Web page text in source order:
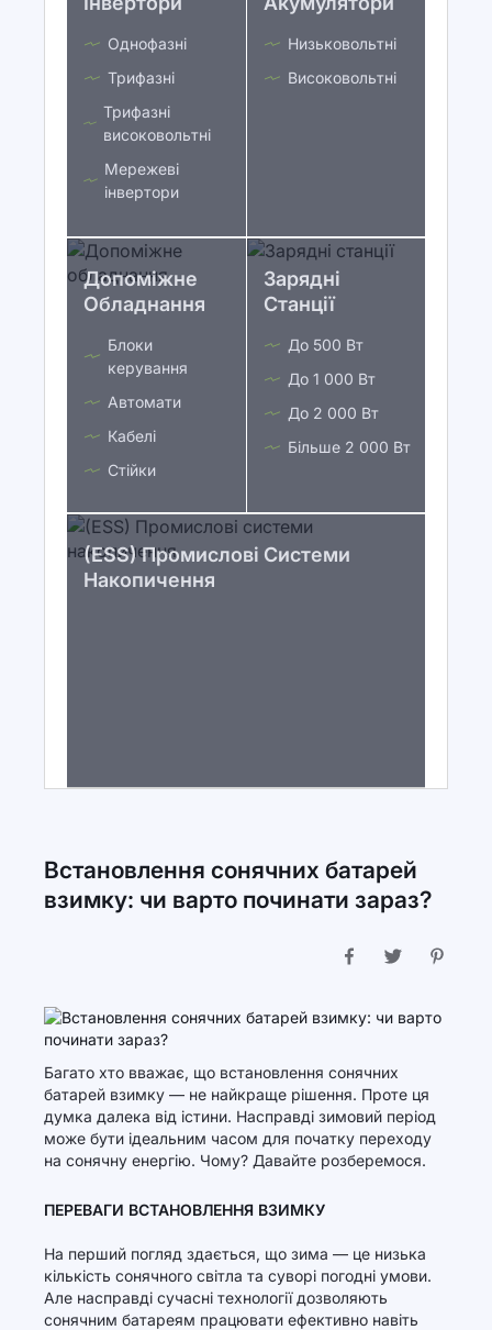
Однофазні
Трифазні
Трифазні
високовольтні
Мережеві
інвертори
Низьковольтні
Високовольтні
Допоміжне
Обладнання
Блоки
керування
Автомати
Кабелі
Стійки
Зарядні
Станції
До 500 Вт
До 1 000 Вт
До 2 000 Вт
Більше 2 000 Вт
(ESS) Промислові Системи
Накопичення
Встановлення сонячних батарей
взимку: чи варто починати зараз?
Багато хто вважає, що встановлення сонячних
батарей взимку — не найкраще рішення. Проте ця
думка далека від істини. Насправді зимовий період
може бути ідеальним часом для початку переходу
на сонячну енергію. Чому? Давайте розберемося.
ПЕРЕВАГИ ВСТАНОВЛЕННЯ ВЗИМКУ
На перший погляд здається, що зима — це низька
кількість сонячного світла та суворі погодні умови.
Але насправді сучасні технології дозволяють
сонячним батареям працювати ефективно навіть